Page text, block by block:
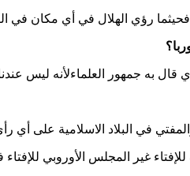
فحيثما رؤي الهلال في أي مكان في
قال به جمهور العلماءلأنه ليس
في البلاد الاسلامية على
غير المجلس الأوروبي